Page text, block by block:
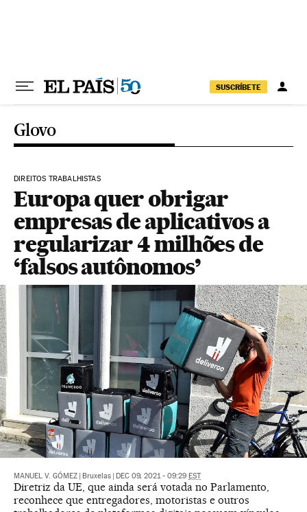
SUSCRÍBETE
Glovo
DIREITOS TRABALHISTAS
Europa quer obrigar
empresas de aplicativos a
regularizar 4 milhões de
‘falsos autônomos’
MANUEL V. GÓMEZ Bruxelas DEC 09, 2021 - 09:29 EST
Diretriz da UE, que ainda será votada no Parlamento,
reconhece que entregadores, motoristas e outros